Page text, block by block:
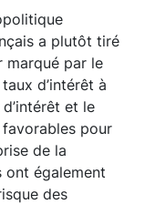
a plutôt tiré
marqué par le
d’intérêt à
et le
pour
de la
ont également
des